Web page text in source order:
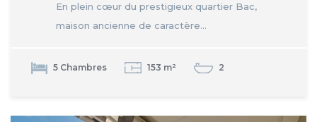
En plein cœur du prestigieux quartier Bac,
maison ancienne de caractère...
5 Chambres 153 m² 2